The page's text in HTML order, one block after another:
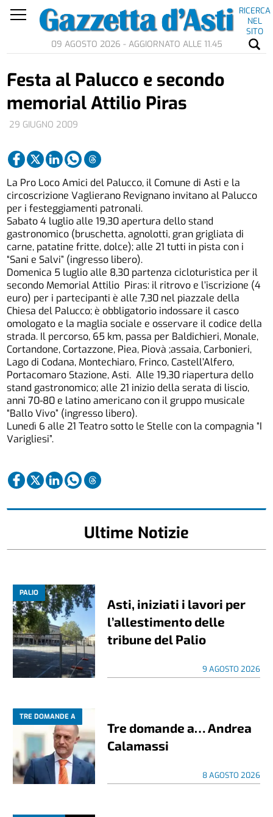
RICERCA
NEL
SITO
09 AGOSTO 2026 - AGGIORNATO ALLE 11.45
29 GIUGNO 2009
Festa al Palucco e secondo
memorial Attilio Piras
La Pro Loco Amici del Palucco, il Comune di Asti e la
circoscrizione Vaglierano Revignano invitano al Palucco
per i festeggiamenti patronali.
Sabato 4 luglio alle 19,30 apertura dello stand
gastronomico (bruschetta, agnolotti, gran grigliata di
carne, patatine fritte, dolce); alle 21 tutti in pista con i
“Sani e Salvi” (ingresso libero).
Domenica 5 luglio alle 8,30 partenza cicloturistica per il
secondo Memorial Attilio Piras: il ritrovo e l’iscrizione (4
euro) per i partecipanti è alle 7,30 nel piazzale della
Chiesa del Palucco; è obbligatorio indossare il casco
omologato e la maglia sociale e osservare il codice della
strada. Il percorso, 65 km, passa per Baldichieri, Monale,
Cortandone, Cortazzone, Piea, Piovà ;assaia, Carbonieri,
Lago di Codana, Montechiaro, Frinco, Castell’Alfero,
Portacomaro Stazione, Asti. Alle 19,30 riapertura dello
stand gastronomico; alle 21 inizio della serata di liscio,
anni 70-80 e latino americano con il gruppo musicale
“Ballo Vivo” (ingresso libero).
Lunedì 6 alle 21 Teatro sotto le Stelle con la compagnia “I
Varigliesi”.
Ultime Notizie
PALIO
Asti, iniziati i lavori per
l’allestimento delle
tribune del Palio
9 AGOSTO 2026
TRE DOMANDE A
Tre domande a… Andrea
Calamassi
8 AGOSTO 2026